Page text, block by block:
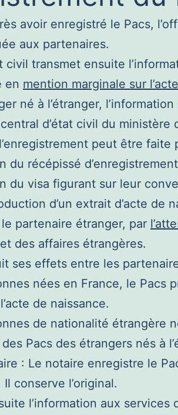
avoir enregistré le Pacs,
aux partenaires.
civil transmet ensuite
en mention marginale sur
né à l’étranger,
d’état civil du ministère
peut être faite
du récépissé
du visa figurant sur leur
d’un extrait d’acte de
partenaire étranger, par
et des affaires étrangères.
ses effets entre les
nées en France, le Pacs
de naissance.
de nationalité étrangère
Pacs des étrangers nés à
: Le notaire enregistre le
conserve l’original.
l’information aux services